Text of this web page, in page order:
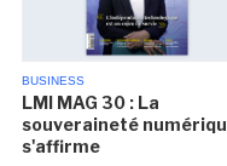
BUSINESS
LMI MAG 30 : La
souveraineté
s'affirme